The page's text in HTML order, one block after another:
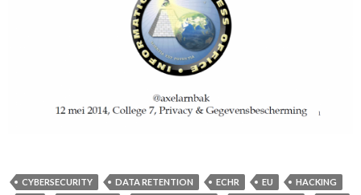
CYBERSECURITY DATA RETENTION ECHR EU
HACKING